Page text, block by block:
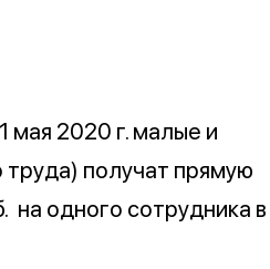
2020 г. малые и
получат прямую
одного сотрудника в